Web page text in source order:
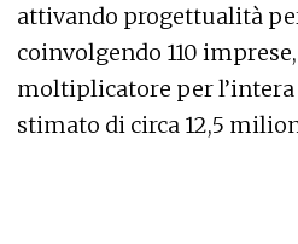
attivando progettualità
coinvolgendo 110
moltiplicatore per
stimato di circa 12,5